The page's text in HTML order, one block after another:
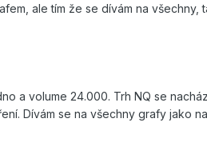
ale tím že se dívám na všechny,
a volume 24.000. Trh NQ se
Dívám se na všechny grafy jako